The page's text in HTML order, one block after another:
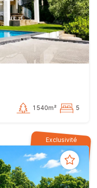
1 540m² 5
Exclusivité